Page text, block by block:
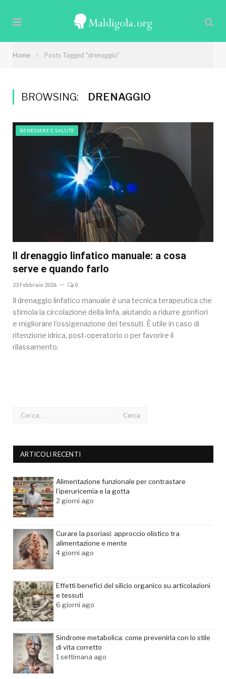
Home » Posts Tagged "drenaggio"
BROWSING: DRENAGGIO
BENESSERE E SALUTE
Il drenaggio linfatico manuale: a cosa
serve e quando farlo
23 Febbraio 2026 0
Il drenaggio linfatico manuale è una tecnica terapeutica che
stimola la circolazione della linfa, aiutando a ridurre gonfiori
e migliorare l’ossigenazione dei tessuti. È utile in caso di
ritenzione idrica, post-operatorio o per favorire il
rilassamento.
ARTICOLI RECENTI
Alimentazione funzionale per contrastare
l’iperuricemia e la gotta
2 giorni ago
Curare la psoriasi: approccio olistico tra
alimentazione e mente
4 giorni ago
Effetti benefici del silicio organico su articolazioni
e tessuti
6 giorni ago
Sindrome metabolica: come prevenirla con lo stile
di vita corretto
1 settimana ago